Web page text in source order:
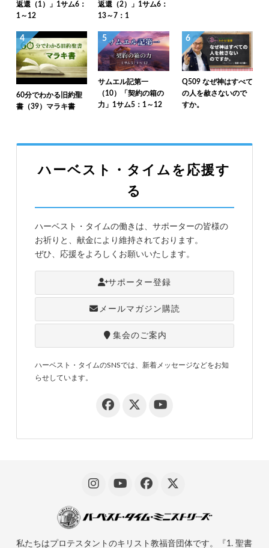
返還（1）」1サム6：
1～12
返還（2）」1サム6：
13～7：1
4
60分でわかる旧約聖
書（39）マラキ書
5
サムエル記第一
（10）「契約の箱の
力」1サム5：1～12
6
Q509 なぜ神はすべて
の人を赦さないので
すか。
ハーベスト・タイムを応援す
る
ハーベスト・タイムの働きは、サポーターの皆様の
お祈りと、献金により維持されております。
ぜひ、応援をよろしくお願いいたします。
サポーター登録
メールマガジン購読
集会のご案内
ハーベスト・タイムのSNSでは、新着メッセージなどをお知
らせしています。
私たちはプロテスタントのキリスト教福音団体です。『1. 聖書